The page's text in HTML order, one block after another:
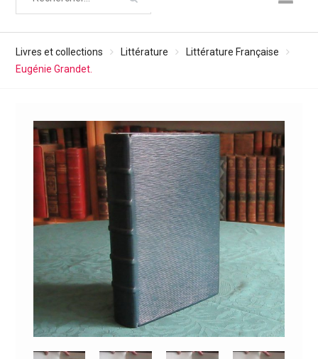
Livres et collections Littérature
Littérature Française
Eugénie Grandet.